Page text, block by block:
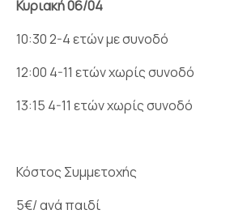
Κυριακή 06/04
10:30 2-4 ετών με συνοδό
12:00 4-11 ετών χωρίς συνοδό
13:15 4-11 ετών χωρίς συνοδό
Κόστος Συμμετοχής
5€/ ανά παιδί